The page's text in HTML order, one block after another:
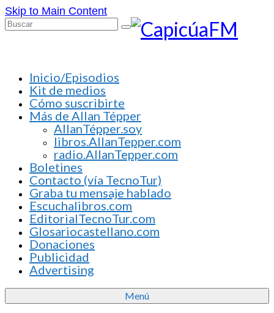
Skip to Main Content
Buscar
Inicio/Episodios
Kit de medios
Cómo suscribirte
Más de Allan Tépper
AllanTépper.soy
libros.AllanTepper.com
radio.AllanTepper.com
Boletines
Contacto (vía TecnoTur)
Graba tu mensaje hablado
Escuchalibros.com
EditorialTecnoTur.com
Glosariocastellano.com
Donaciones
Publicidad
Advertising
Menú